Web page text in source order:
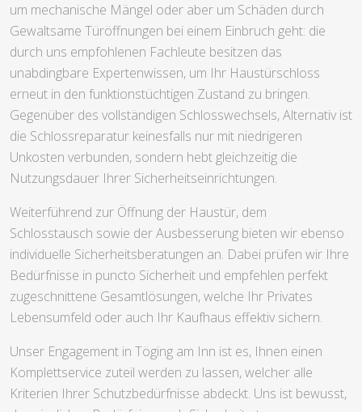
um mechanische Mängel oder aber um Schäden durch
Gewaltsame Türöffnungen bei einem Einbruch geht: die
durch uns empfohlenen Fachleute besitzen das
unabdingbare Expertenwissen, um Ihr Haustürschloss
erneut in den funktionstüchtigen Zustand zu bringen.
Gegenüber des vollständigen Schlosswechsels, Alternativ ist
die Schlossreparatur keinesfalls nur mit niedrigeren
Unkosten verbunden, sondern hebt gleichzeitig die
Nutzungsdauer Ihrer Sicherheitseinrichtungen.
Weiterführend zur Öffnung der Haustür, dem
Schlosstausch sowie der Ausbesserung bieten wir ebenso
individuelle Sicherheitsberatungen an. Dabei prüfen wir Ihre
Bedürfnisse in puncto Sicherheit und empfehlen perfekt
zugeschnittene Gesamtlösungen, welche Ihr Privates
Lebensumfeld oder auch Ihr Kaufhaus effektiv sichern.
Unser Engagement in Töging am Inn ist es, Ihnen einen
Komplettservice zuteil werden zu lassen, welcher alle
Kriterien Ihrer Schutzbedürfnisse abdeckt. Uns ist bewusst,